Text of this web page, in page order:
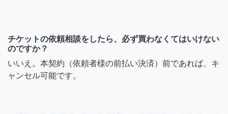
チケットの依頼相談をしたら、必ず買わなくてはいけない
のですか？
いいえ。本契約（依頼者様の前払い決済）前であれば、キ
ャンセル可能です。